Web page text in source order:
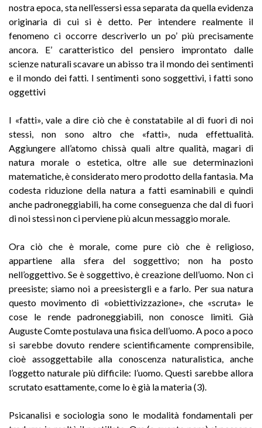
nostra epoca, sta nell’essersi essa separata da quella evidenza
originaria di cui si è detto. Per intendere realmente il
fenomeno ci occorre descriverlo un po’ più precisamente
ancora. E’ caratteristico del pensiero improntato dalle
scienze naturali scavare un abisso tra il mondo dei sentimenti
e il mondo dei fatti. I sentimenti sono soggettivi, i fatti sono
oggettivi
I «fatti», vale a dire ciò che è constatabile al di fuori di noi
stessi, non sono altro che «fatti», nuda effettualità.
Aggiungere all’atomo chissà quali altre qualità, magari di
natura morale o estetica, oltre alle sue determinazioni
matematiche, è considerato mero prodotto della fantasia. Ma
codesta riduzione della natura a fatti esaminabili e quindi
anche padroneggiabili, ha come conseguenza che dal di fuori
di noi stessi non ci perviene più alcun messaggio morale.
Ora ciò che è morale, come pure ciò che è religioso,
appartiene alla sfera del soggettivo; non ha posto
nell’oggettivo. Se è soggettivo, è creazione dell’uomo. Non ci
preesiste; siamo noi a preesistergli e a farlo. Per sua natura
questo movimento di «obiettivizzazione», che «scruta» le
cose le rende padroneggiabili, non conosce limiti. Già
Auguste Comte postulava una fisica dell’uomo. A poco a poco
si sarebbe dovuto rendere scientificamente comprensibile,
cioè assoggettabile alla conoscenza naturalistica, anche
l’oggetto naturale più difficile: l’uomo. Questi sarebbe allora
scrutato esattamente, come lo è già la materia (3).
Psicanalisi e sociologia sono le modalità fondamentali per